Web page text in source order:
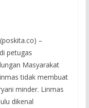
–
petugas
Masyarakat
tidak membuat
minder. Linmas
dikenal